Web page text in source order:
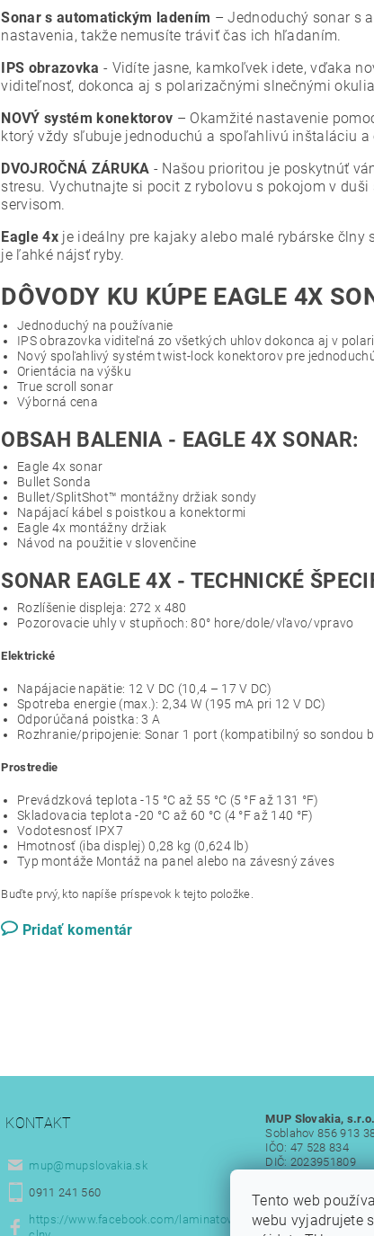
Sonar s automatickým ladením – Jednoduchý sonar s
nastavenia, takže nemusíte tráviť čas ich hľadaním.
IPS obrazovka - Vidíte jasne, kamkoľvek idete, vďaka
viditeľnosť, dokonca aj s polarizačnými slnečnými
NOVÝ systém konektorov – Okamžité nastavenie
ktorý vždy sľubuje jednoduchú a spoľahlivú inštaláciu a
DVOJROČNÁ ZÁRUKA - Našou prioritou je poskytnúť
stresu. Vychutnajte si pocit z rybolovu s pokojom v
servisom.
Eagle 4xje ideálny pre kajaky alebo malé rybárske člny
je ľahké nájsť ryby.
DÔVODY KU KÚPE EAGLE 4X
Jednoduchý na používanie
IPS obrazovka viditeľná zo všetkých uhlov dokonca aj v
Nový spoľahlivý systém twist-lock konektorov pre
Orientácia na výšku
True scroll sonar
Výborná cena
OBSAH BALENIA - EAGLE 4X SONAR:
Eagle 4x sonar
Bullet Sonda
Bullet/SplitShot™ montážny držiak sondy
Napájací kábel s poistkou a konektormi
Eagle 4x montážny držiak
Návod na použitie v slovenčine
SONAR EAGLE 4X - TECHNICKÉ
Rozlíšenie displeja: 272 x 480
Pozorovacie uhly v stupňoch: 80° hore/dole/vľavo/vpravo
Elektrické
Napájacie napätie: 12 V DC (10,4 – 17 V DC)
Spotreba energie (max.): 2,34 W (195 mA pri 12 V DC)
Odporúčaná poistka: 3 A
Rozhranie/pripojenie: Sonar 1 port (kompatibilný so sondou
Prostredie
Prevádzková teplota -15 °C až 55 °C (5 °F až 131 °F)
Skladovacia teplota -20 °C až 60 °C (4 °F až 140 °F)
Vodotesnosť IPX7
Hmotnosť (iba displej) 0,28 kg (0,624 lb)
Typ montáže Montáž na panel alebo na závesný záves
Buďte prvý, kto napíše príspevok k tejto položke.
Pridať komentár
KONTAKT
mup@ mupslovakia.sk
0911 241 560
https://www.facebook.com/laminatove
MUP Slovakia, s.r.o.
Soblahov 856 913
IČO: 47 528 834
DIČ: 2023951809
Tento web
webu vyjadrujete